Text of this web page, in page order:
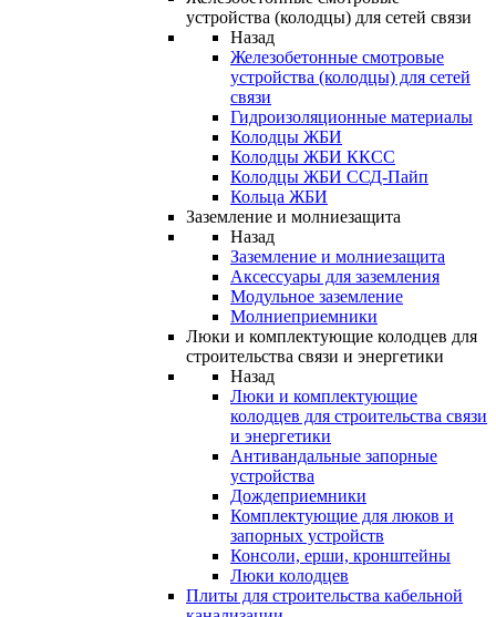
устройства (колодцы) для сетей связи
Назад
Железобетонные смотровые
устройства (колодцы) для сетей
связи
Гидроизоляционные материалы
Колодцы ЖБИ
Колодцы ЖБИ ККСС
Колодцы ЖБИ ССД-Пайп
Кольца ЖБИ
Заземление и молниезащита
Назад
Заземление и молниезащита
Аксессуары для заземления
Модульное заземление
Молниеприемники
Люки и комплектующие колодцев для
строительства связи и энергетики
Назад
Люки и комплектующие
колодцев для строительства связи
и энергетики
Антивандальные запорные
устройства
Дождеприемники
Комплектующие для люков и
запорных устройств
Консоли, ерши, кронштейны
Люки колодцев
Плиты для строительства кабельной